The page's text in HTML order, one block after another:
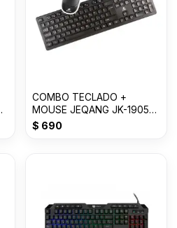
COMBO TECLADO +
MOUSE JEQANG JK-1905
GBT-14081-2010
$ 690